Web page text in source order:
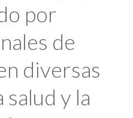
por
de
diversas
salud y la